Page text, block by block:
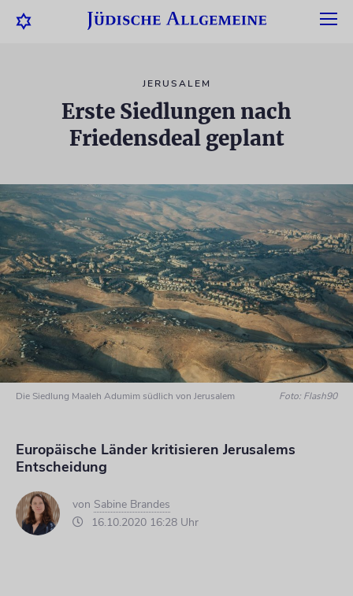
JERUSALEM
Erste Siedlungen nach
Friedensdeal geplant
Die Siedlung Maaleh Adumim südlich von Jerusalem Foto: Flash90
Europäische Länder kritisieren Jerusalems
Entscheidung
von Sabine Brandes
16.10.2020 16:28 Uhr